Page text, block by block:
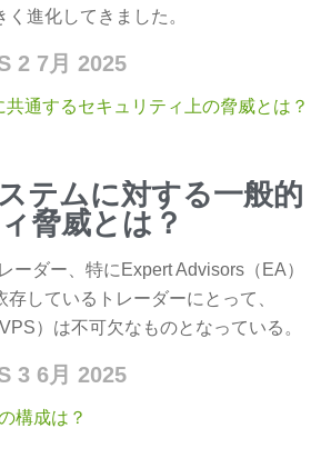
進化してきました。
2 7月 2025
テムに対する一般的
脅威とは？
ダー、特にExpert Advisors（EA）
しているトレーダーにとって、
）は不可欠なものとなっている。
3 6月 2025